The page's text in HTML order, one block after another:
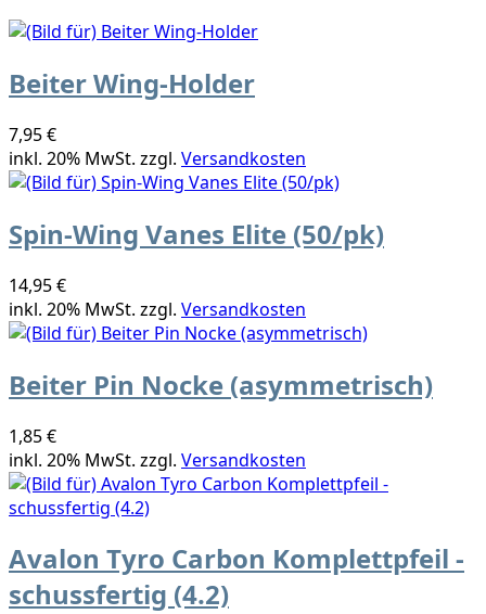
Beiter Wing-Holder
7,95 €
inkl. 20% MwSt. zzgl. Versandkosten
Spin-Wing Vanes Elite (50/pk)
14,95 €
inkl. 20% MwSt. zzgl. Versandkosten
Beiter Pin Nocke (asymmetrisch)
1,85 €
inkl. 20% MwSt. zzgl. Versandkosten
Avalon Tyro Carbon Komplettpfeil -
schussfertig (4.2)